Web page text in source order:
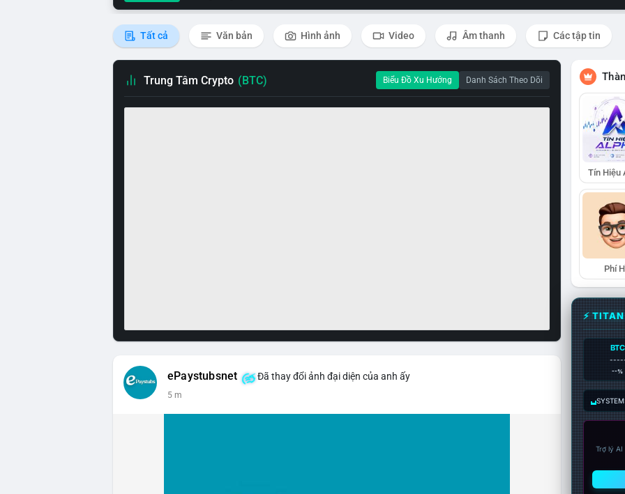
Tất cả Văn bản Hình ảnh Video Âm thanh Các tập tin
Trung Tâm Crypto (BTC) Biểu Đồ Xu Hướng Danh Sách Theo Dõi
ePaystubsnet Đã thay đổi ảnh đại diện của anh ấy
5 m
Tín Hiệu
Phí
⚡
BTC
--%
Trợ lý